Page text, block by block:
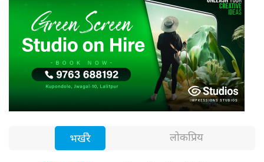
भर्खरै लोकप्रिय